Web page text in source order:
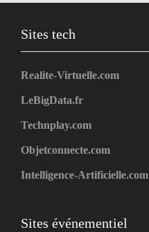
Sites tech
Realite-Virtuelle.com
LeBigData.fr
Technplay.com
Objetconnecte.com
Intelligence-Artificielle.com
Sites événementiel